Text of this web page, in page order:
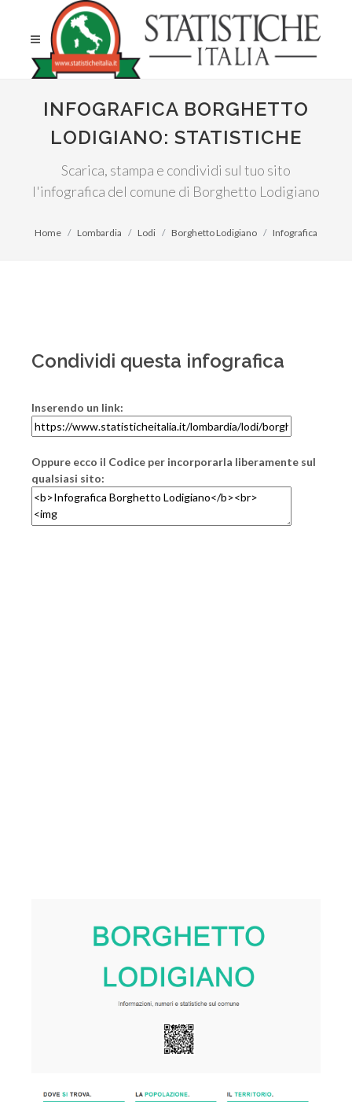
INFOGRAFICA BORGHETTO
LODIGIANO: STATISTICHE
Scarica, stampa e condividi sul tuo sito
l'infografica del comune di Borghetto Lodigiano
Home Lombardia Lodi Borghetto Lodigiano Infografica
Condividi questa infografica
Inserendo un link:
Oppure ecco il Codice per incorporarla liberamente sul
qualsiasi sito: